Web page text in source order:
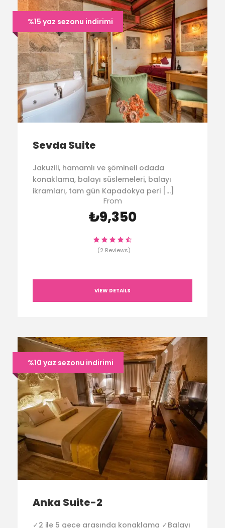
%15 yaz sezonu indirimi
Sevda Suite
Jakuzili, hamamlı ve şömineli odada
konaklama, balayı süslemeleri, balayı
ikramları, tam gün Kapadokya peri […]
From
₺9,350
(2 Reviews)
VIEW DETAILS
%10 yaz sezonu indirimi
Anka Suite-2
✓2 ile 5 gece arasında konaklama ✓Balayı